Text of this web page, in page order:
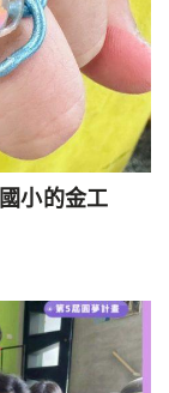
小的金工